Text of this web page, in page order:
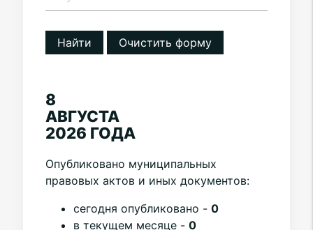
Найти Очистить форму
8
АВГУСТА
2026 ГОДА
Опубликовано муниципальных
правовых актов и иных документов:
cегодня опубликовано - 0
в текущем месяце - 0